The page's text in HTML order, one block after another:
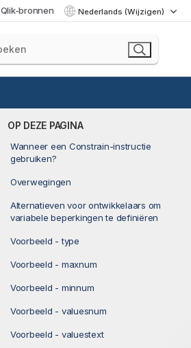
Qlik-bronnen Nederlands (Wijzigen)
OP DEZE PAGINA
Wanneer een Constrain-instructie
gebruiken?
Overwegingen
Alternatieven voor ontwikkelaars om
variabele beperkingen te definiëren
Voorbeeld - type
Voorbeeld - maxnum
Voorbeeld - minnum
Voorbeeld - valuesnum
Voorbeeld - valuestext